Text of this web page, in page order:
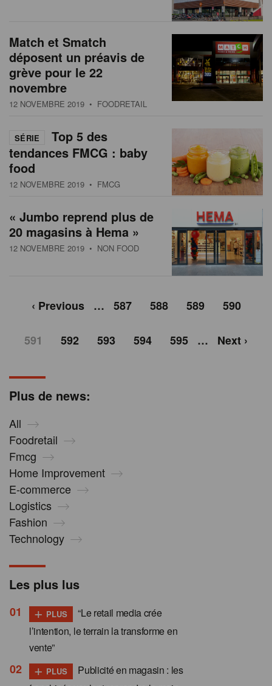
Plus de news:
All
Foodretail
Fmcg
Home Improvement
E-commerce
Logistics
Fashion
Technology
Match et Smatch
déposent un préavis de
grève pour le 22
novembre
12 NOVEMBRE 2019 • FOODRETAIL
SÉRIE
Top 5 des
tendances FMCG : baby
food
12 NOVEMBRE 2019 • FMCG
« Jumbo reprend plus de
20 magasins à Hema »
12 NOVEMBRE 2019 • NON FOOD
‹ Previous … 587 588 589 590
591 592 593 594 595 … Next ›
Les plus lus
+ PLUS
“Le retail media crée
l’intention, le terrain la transforme en
vente”
+ PLUS
Publicité en magasin : les